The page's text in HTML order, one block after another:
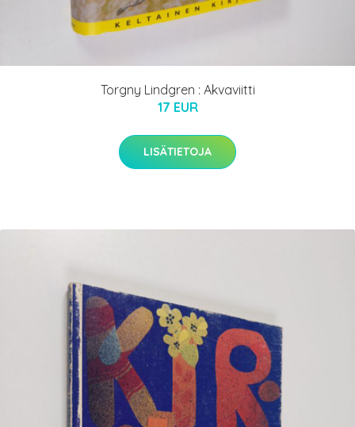
Torgny Lindgren : Akvaviitti
17 EUR
LISÄTIETOJA